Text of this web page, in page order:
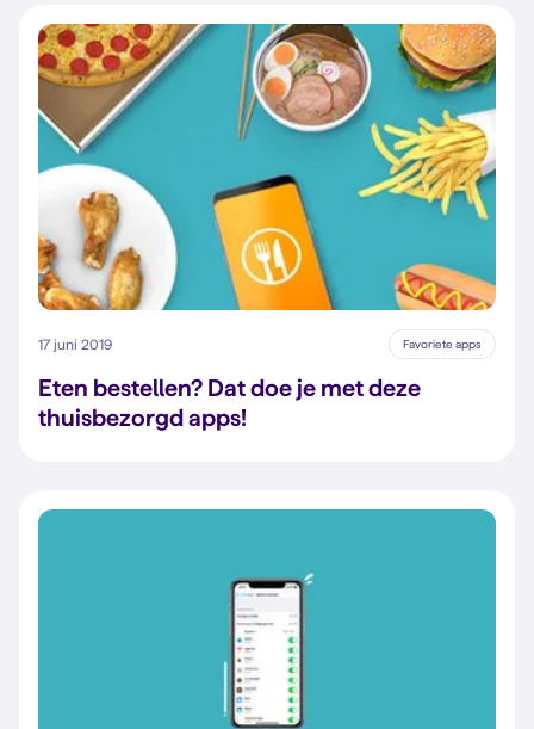
17 juni 2019 Favoriete apps
Eten bestellen? Dat doe je met deze
thuisbezorgd apps!